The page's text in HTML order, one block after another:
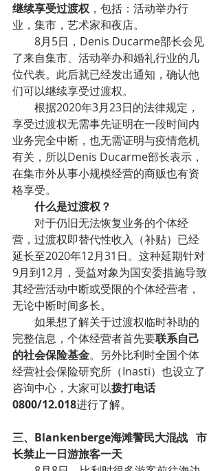
继续享受过渡权 ，包括：活动举办行
业，集市，艺术家和夜店。
8月5日，Denis Ducarme部长会见
了来自集市、活动举办和婚礼行业的几
位代表。此后就已经发出通知，确认他
们可以继续享受过渡权。
根据2020年3月23日的法律规定，
享受过渡权无需事先证明在一段时间内
业务完全中断，也无需证明与疫情危机
有关，所以Denis Ducarme部长表示，
在集市外从事小规模经营的商贩也有资
格享受。
什么是过渡权？
对于仍旧无法恢复业务的个体经
营，过渡权即替代性收入（补贴）已经
延长至2020年12月31日。这种延期针对
9月到12月，受益对象为国安委措施导致
其经营活动中断或受限的个体经营者，
无论中断时间多长。
如果想了解关于过渡权临时补助的
完整信息，个体经营者首先要联系自己
的社会保险基金。另外比利时全国个体
经营社会保险研究所（Inasti）也设立了
咨询中心，大家可以拨打电话
0800/12.018进行了解。
三、Blankenberge海滩警民大混战   市
长禁止一日游旅客一天